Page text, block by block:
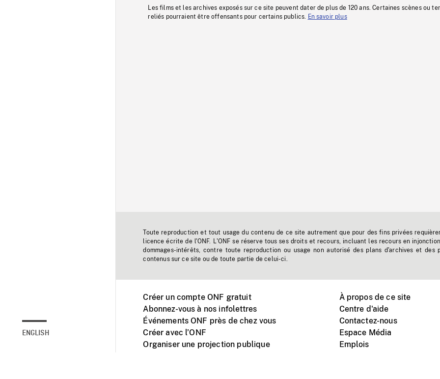
ENGLISH
Les films et les archives exposés sur ce site peuvent dater de plus de 120 ans. Certaines scènes ou
reliés pourraient être offensants pour certains publics.
En savoir plus
Toute reproduction et tout usage du contenu de ce site autrement que pour des fins privées
licence écrite de l'ONF. L'ONF se réserve tous ses droits et recours, incluant les recours en
dommages-intérêts, contre toute reproduction ou usage non autorisé des plans d'archives et des
contenus sur ce site ou de toute partie de celui-ci.
Créer un compte ONF gratuit
Abonnez-vous à nos infolettres
Événements ONF près de chez vous
Créer avec l’ONF
Organiser une projection publique
À propos de ce site
Centre d'aide
Contactez-nous
Espace Média
Emplois